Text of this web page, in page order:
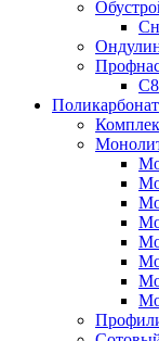
С8
Поликарбонат